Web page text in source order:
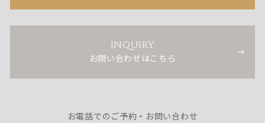
INQUIRY
お問い合わせはこちら
お電話でのご予約・お問い合わせ